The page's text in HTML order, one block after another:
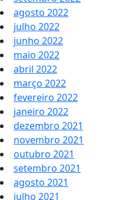
agosto 2022
julho 2022
junho 2022
maio 2022
abril 2022
março 2022
fevereiro 2022
janeiro 2022
dezembro 2021
novembro 2021
outubro 2021
setembro 2021
agosto 2021
julho 2021